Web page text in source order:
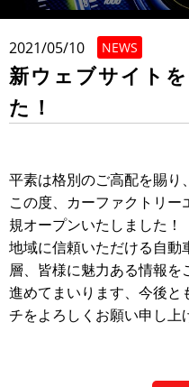
2021/05/10 NEWS
新ウェブサイト
た！
平素は格別のご高配を賜り
この度、カーファクトリ
規オープンいたしました！
地域に信頼いただける自動
層、皆様に魅力ある情報
進めてまいります、今後と
チをよろしくお願い申し上